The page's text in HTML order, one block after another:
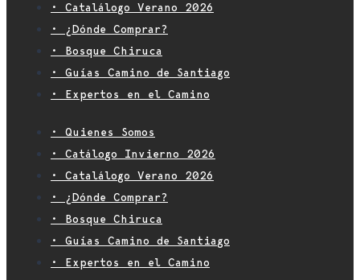
• Catalálogo Verano 2026
• ¿Dónde Comprar?
• Bosque Chiruca
• Guías Camino de Santiago
• Expertos en el Camino
• Quienes Somos
• Catálogo Invierno 2026
• Catalálogo Verano 2026
• ¿Dónde Comprar?
• Bosque Chiruca
• Guías Camino de Santiago
• Expertos en el Camino